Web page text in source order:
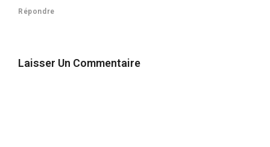
Répondre
Laisser Un Commentaire